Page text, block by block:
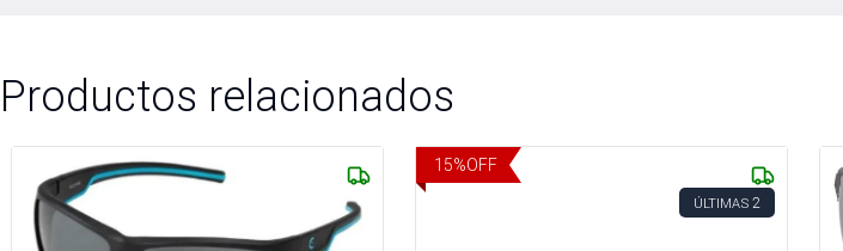
Productos relacionados
15%OFF
ÚLTIMAS 2